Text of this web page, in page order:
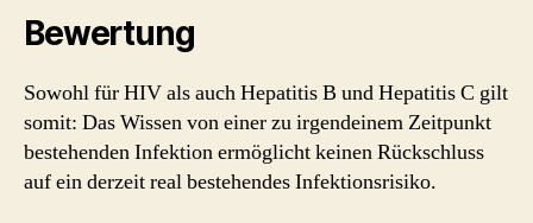
Bewertung
Sowohl für HIV als auch Hepatitis B und Hepatitis C gilt
somit: Das Wissen von einer zu irgendeinem Zeitpunkt
bestehenden Infektion ermöglicht keinen Rückschluss
auf ein derzeit real bestehendes Infektionsrisiko.